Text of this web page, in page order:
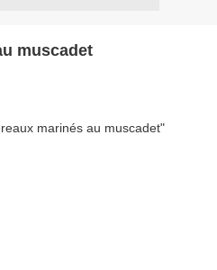
muscadet